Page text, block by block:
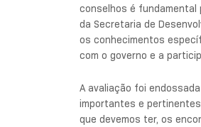
conselhos é
da Secretaria de
os conhecimentos
com o governo e a
A avaliação foi
importantes e
que devemos ter, os